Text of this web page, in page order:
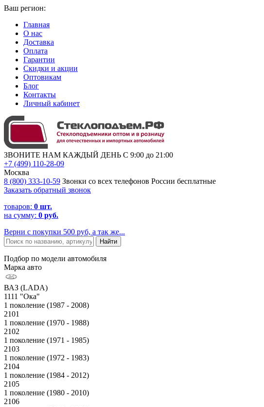
Ваш регион:
Главная
О нас
Доставка
Оплата
Гарантии
Скидки и акции
Оптовикам
Блог
Контакты
Личный кабинет
ЗВОНИТЕ НАМ КАЖДЫЙ ДЕНЬ С 9:00 до 21:00
+7 (499) 110-28-09
Москва
8 (800) 333-10-59 Звонки со всех телефонов России бесплатные
Заказать обратный звонок
товаров: 0 шт.
на сумму: 0 руб.
Верни с покупки 500 руб, а так же...
Подбор по модели автомобиля
Марка авто
ВАЗ (LADA)
1111 "Ока"
1 поколение (1987 - 2008)
2101
1 поколение (1970 - 1988)
2102
1 поколение (1971 - 1985)
2103
1 поколение (1972 - 1983)
2104
1 поколение (1984 - 2012)
2105
1 поколение (1980 - 2010)
2106